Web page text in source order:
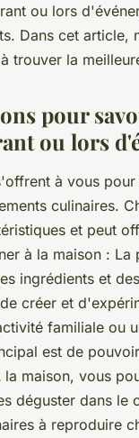
ou lors
Dans cet article,
trouver la
pour
ou lors
à vous
culinaires.
et peut
à la maison :
ingrédients et
créer et
familiale ou
est de
la maison, vous
déguster dans
à reproduire